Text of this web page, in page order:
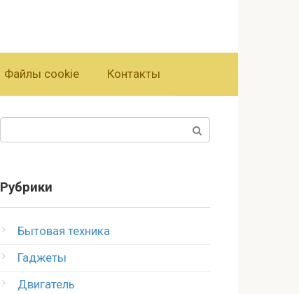
Файлы cookie Контакты
Рубрики
Бытовая техника
Гаджеты
Двигатель